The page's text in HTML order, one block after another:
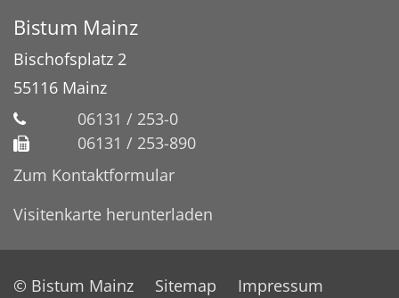
Bistum Mainz
Bischofsplatz 2
55116 Mainz
06131 / 253-0
06131 / 253-890
Zum Kontaktformular
Visitenkarte herunterladen
© Bistum Mainz Sitemap
Impressum